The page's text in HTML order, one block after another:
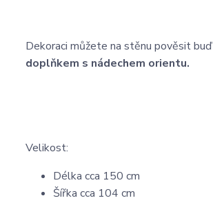
Dekoraci můžete na stěnu pověsit buď
doplňkem s nádechem orientu.
Velikost:
Délka cca 150 cm
Šířka cca 104 cm